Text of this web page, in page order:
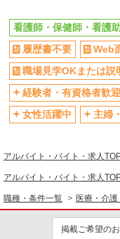
1
埼
キープ
派遣社員
株式会社kotrio /●SI-H-
＜
＊週
通費
春
キープ
社会保険あり
研修制度あり
同じ職種から求人を探
看護師・保健師・看護助
未経験歓迎
交通費支給
看護師・保健師・看護
履歴書不要
Web
職場見学OKまたは説
経験者・有資格者歓迎
女性活躍中
主婦
アルバイト・バイト・求人
アルバイト・バイト・求人
職種・条件一覧 医療・介護
掲載ご希望の